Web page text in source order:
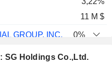
11 M $
GROUP, INC.
0%
SG Holdings Co.,Ltd.